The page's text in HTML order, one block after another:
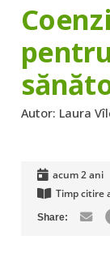
Autor: Laura
acum 2 ani
Timp citire